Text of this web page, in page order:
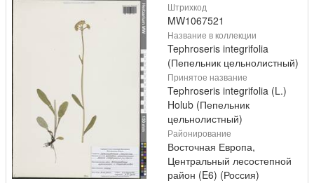
Штрихкод
MW1067521
Название в коллекции
Tephroseris integrifolia
(Пепельник цельнолистный)
Принятое название
Tephroseris integrifolia (L.)
Holub (Пепельник
цельнолистный)
Районирование
Восточная Европа,
Центральный лесостепной
район (E6) (Россия)